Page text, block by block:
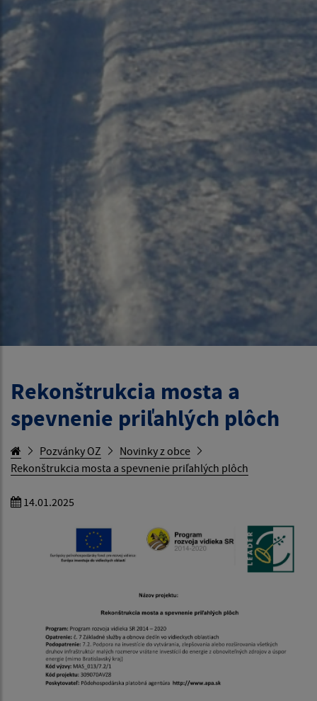
Rekonštrukcia mosta a
spevnenie priľahlých plôch
Pozvánky OZ
Novinky z obce
Rekonštrukcia mosta a spevnenie priľahlých plôch
14.01.2025